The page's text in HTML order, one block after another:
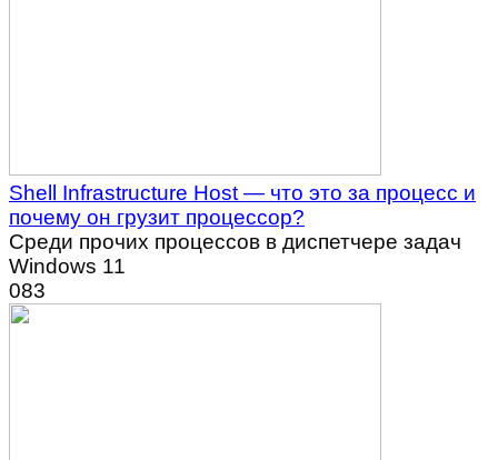
Shell Infrastructure Host — что это за процесс и
почему он грузит процессор?
Среди прочих процессов в диспетчере задач
Windows 11
083